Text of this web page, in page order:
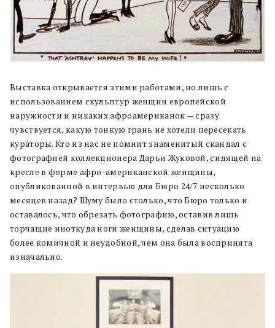
Выставка открывается этими работами, но лишь с
использованием скульптур женщин европейской
наружности и никаких афроамериканок — сразу
чувствуется, какую тонкую грань не хотели пересекать
кураторы. Кто из нас не помнит знаменитый скандал с
фотографией коллекционера Дарьи Жуковой, сидящей на
кресле в форме афро-американской женщины,
опубликованной в интервью для Бюро 24/7 несколько
месяцев назад? Шуму было столько, что Бюро только и
оставалось, что обрезать фотографию, оставив лишь
торчащие ниоткуда ноги женщины, сделав ситуацию
более комичной и неудобной, чем она была воспринята
изначально.